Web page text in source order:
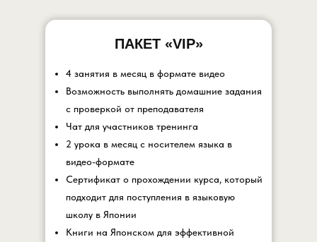
ПАКЕТ «VIP»
4 занятия в месяц в формате видео
Возможность выполнять домашние задания
с проверкой от преподавателя
Чат для участников тренинга
2 урока в месяц с носителем языка в
видео-формате
Сертификат о прохождении курса, который
подходит для поступления в языковую
школу в Японии
Книги на Японском для эффективной